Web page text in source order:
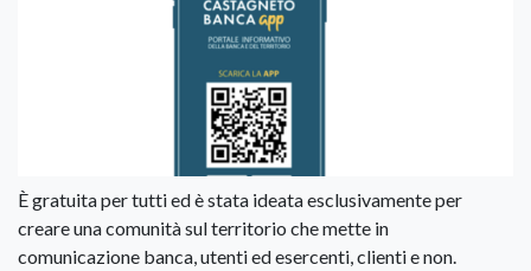
È gratuita per tutti ed è stata ideata esclusivamente per
creare una comunità sul territorio che mette in
comunicazione banca, utenti ed esercenti, clienti e non.